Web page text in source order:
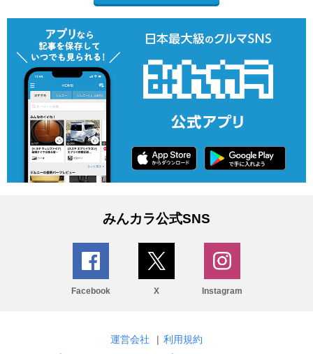
みんカラ公式SNS
Facebook X Instagram
運営会社 | 利用規約